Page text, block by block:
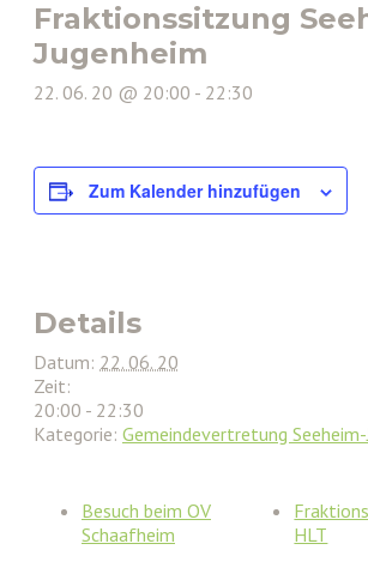
Fraktionssitzung
Jugenheim
22. 06. 20 @ 20:00 - 22:30
Zum Kalender hinzufügen
Details
Datum: 22. 06. 20
Zeit:
20:00 - 22:30
Kategorie: Gemeindevertretung
Besuch beim OV
Schaafheim
HLT